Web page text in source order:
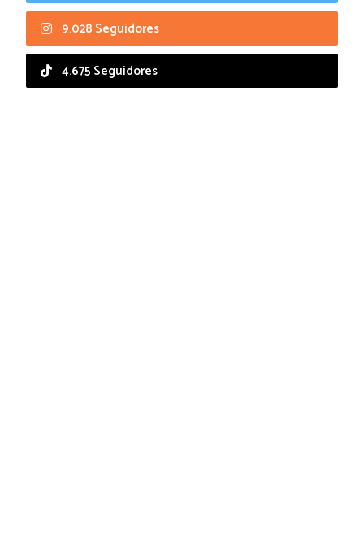
9.028 Seguidores
4.675 Seguidores